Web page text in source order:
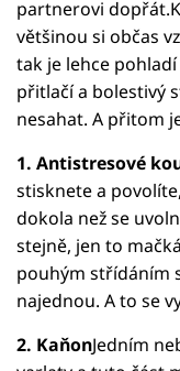
partnerovi
většinou si občas
tak je lehce
přitlačí a bolestivý
nesahat. A přitom
1. Antistresové
stisknete a
dokola než se
stejně, jen to
pouhým střídáním
najednou. A to se
2. KaňonJedním